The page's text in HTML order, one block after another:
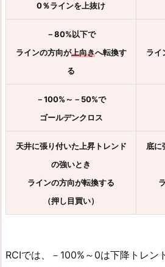
0％ラインを上抜け
－80%以下で
ラインの方向が上向きへ転換す
る
ライ
－100%～－50%で
ゴールデンクロス
天井に張り付いた上昇トレンド
の強いとき
ラインの方向が転換する
（押し目買い）
底に
RCIでは、－100%～0は下降トレン